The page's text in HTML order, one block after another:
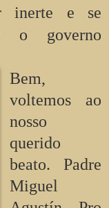
inerte e se
o governo
Bem,
voltemos ao
nosso
querido
beato. Padre
Miguel